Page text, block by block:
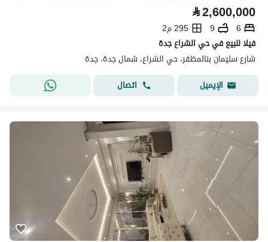
⃁2,600,000
6
9
295 م2
فيلا للبيع في حي الشراع جدة
شارع سليمان بنالمظفر، حي الشراع، شمال جدة، جدة
الإيميل
اتصال